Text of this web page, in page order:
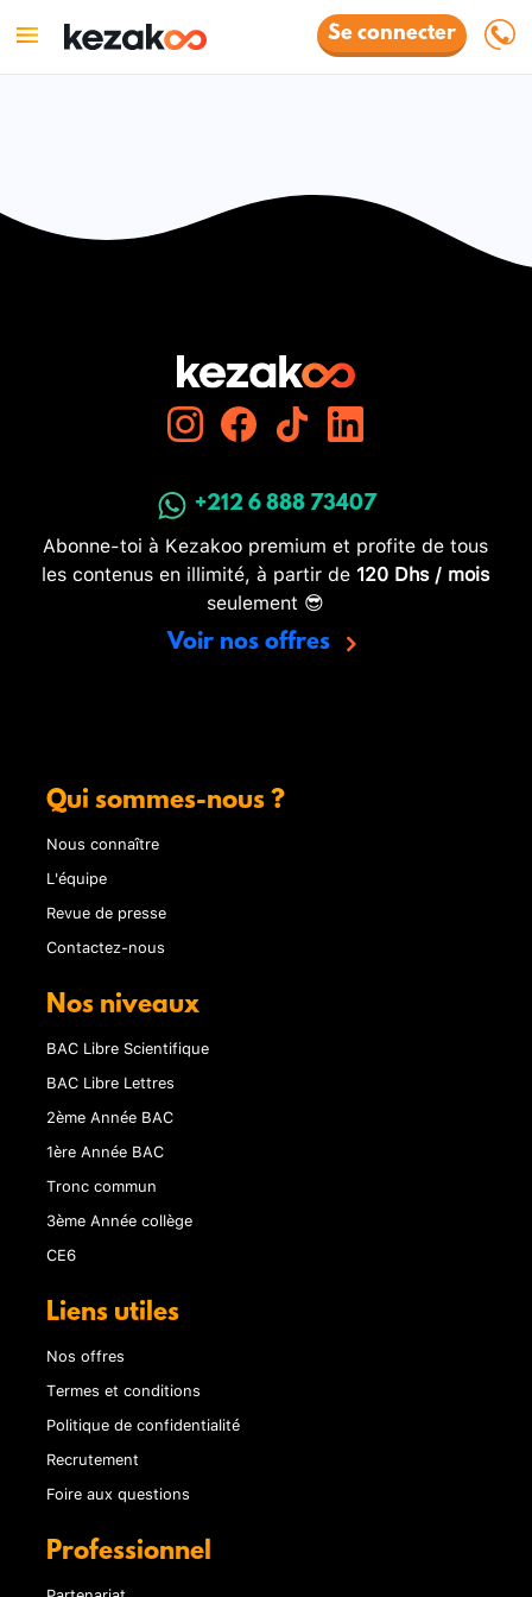
Se connecter
+212 6 888 73407
Abonne-toi à Kezakoo premium et profite de tous
les contenus en illimité, à partir de 120 Dhs / mois
seulement 😎
Voir nos offres
Qui sommes-nous ?
Nous connaître
L'équipe
Revue de presse
Contactez-nous
Nos niveaux
BAC Libre Scientifique
BAC Libre Lettres
2ème Année BAC
1ère Année BAC
Tronc commun
3ème Année collège
CE6
Liens utiles
Nos offres
Termes et conditions
Politique de confidentialité
Recrutement
Foire aux questions
Professionnel